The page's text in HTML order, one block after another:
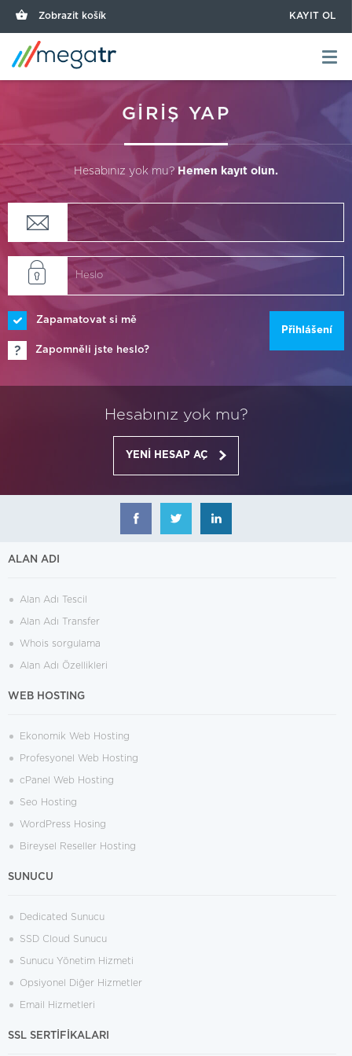
Zobrazit košík KAYIT OL
GİRİŞ YAP
Hesabınız yok mu? Hemen kayıt olun.
Zapamatovat si mě
Zapomněli jste heslo?
Přihlášení
Hesabınız yok mu?
YENİ HESAP AÇ
ALAN ADI
Alan Adı Tescil
Alan Adı Transfer
Whois sorgulama
Alan Adı Özellikleri
WEB HOSTING
Ekonomik Web Hosting
Profesyonel Web Hosting
cPanel Web Hosting
Seo Hosting
WordPress Hosing
Bireysel Reseller Hosting
SUNUCU
Dedicated Sunucu
SSD Cloud Sunucu
Sunucu Yönetim Hizmeti
Opsiyonel Diğer Hizmetler
Email Hizmetleri
SSL SERTİFİKALARI